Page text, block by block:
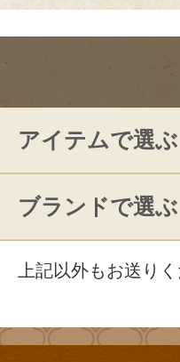
アイテムで選ぶ
ブランドで選ぶ
上記以外もお送りく